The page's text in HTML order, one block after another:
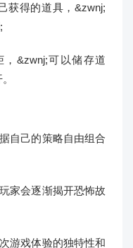
获得的道具，&zwnj;
&zwnj;可以储存道
自己的策略自由组合
家会逐渐揭开恐怖故
游戏体验的独特性和